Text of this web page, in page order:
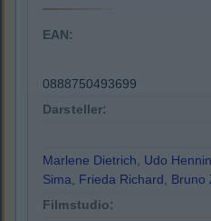
EAN:
0888750493699
Darsteller:
Marlene Dietrich, Udo
Sima, Frieda Richard, Bruno
Filmstudio: